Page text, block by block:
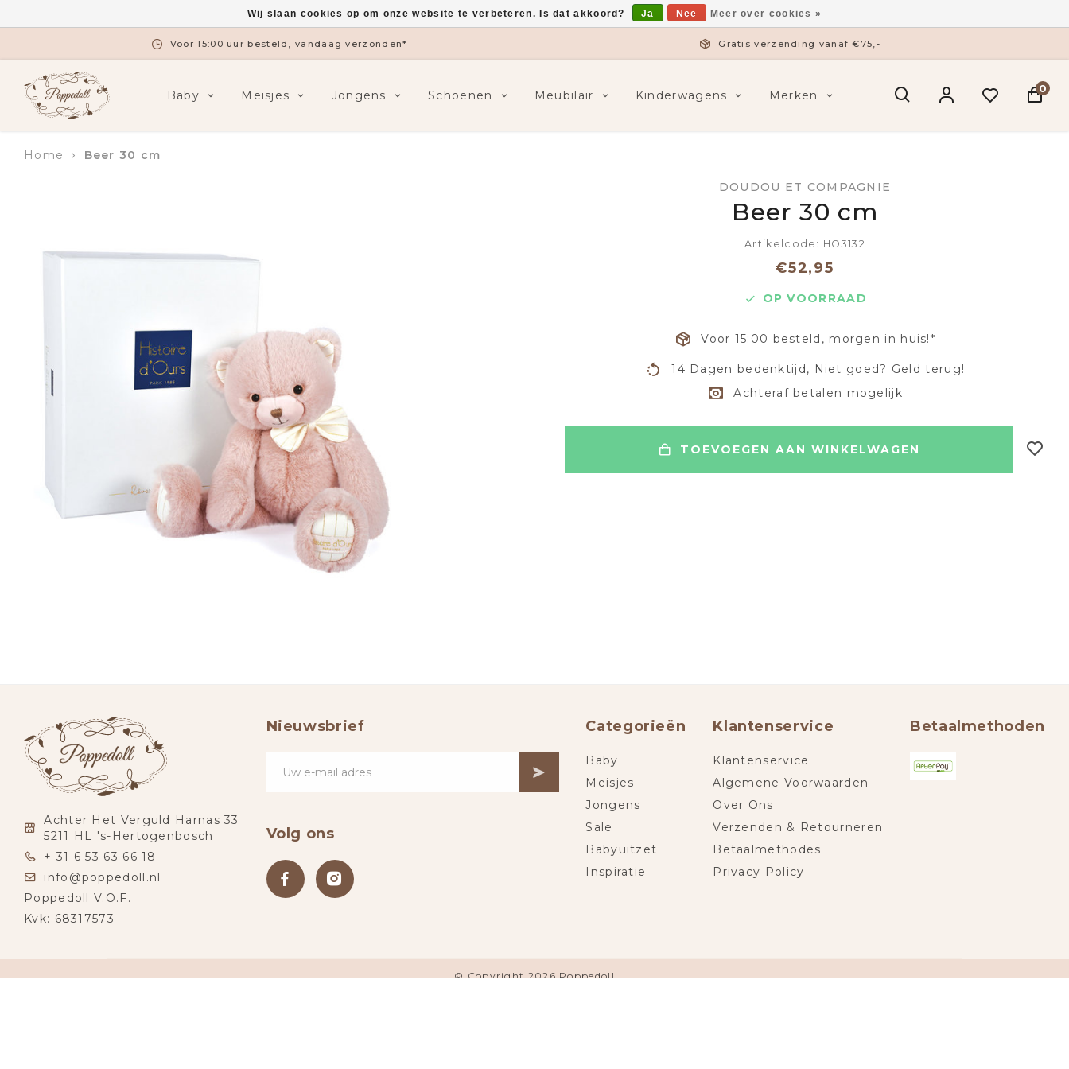
Voor 15:00 uur besteld, vandaag verzonden* Gratis verzending vanaf €75,-
Baby Meisjes Jongens Schoenen Meubilair Kinderwagens Merken 0
Home Beer 30 cm
DOUDOU ET COMPAGNIE
Beer 30 cm
Artikelcode: HO3132
€52,95
OP VOORRAAD
Voor 15:00 besteld, morgen in huis!*
14 Dagen bedenktijd, Niet goed? Geld terug!
Achteraf betalen mogelijk
TOEVOEGEN AAN WINKELWAGEN
Achter Het Verguld Harnas 33
5211 HL 's-Hertogenbosch
+ 31 6 53 63 66 18
info@poppedoll.nl
Poppedoll V.O.F.
Kvk: 68317573
Nieuwsbrief
Volg ons
Categorieën
Baby
Meisjes
Jongens
Sale
Babyuitzet
Inspiratie
Klantenservice
Klantenservice
Algemene Voorwaarden
Over Ons
Verzenden & Retourneren
Betaalmethodes
Privacy Policy
Betaalmethoden
© Copyright 2026 Poppedoll
Wij slaan cookies op om onze website te verbeteren. Is dat akkoord? Ja Nee Meer over cookies »